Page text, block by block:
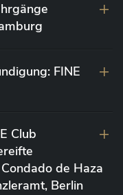
FINE
Club
de Haza
Berlin